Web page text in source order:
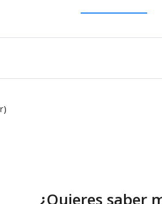
¿Quieres saber